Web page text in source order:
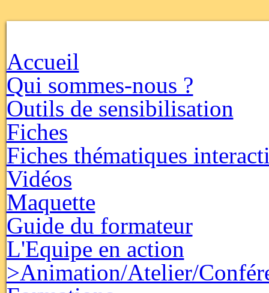
Accueil
Qui sommes-nous ?
Outils de sensibilisation
Fiches
Fiches thématiques
Vidéos
Maquette
Guide du formateur
L'Equipe en action
>Animation/Atelier/